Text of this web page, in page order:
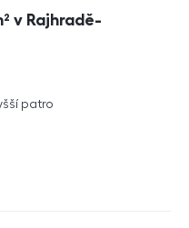
v Rajhradě-
patro